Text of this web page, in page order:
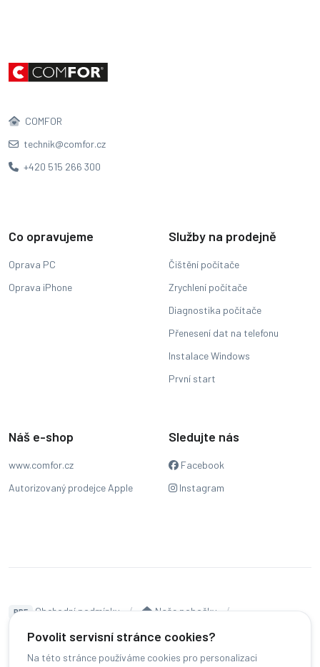
Povolit servisní stránce cookies?
Na této stránce používáme cookies pro personalizaci
COMFOR
technik@comfor.cz
+420 515 266 300
Co opravujeme
Oprava PC
Oprava iPhone
Služby na prodejně
Čištění počítače
Zrychlení počítače
Diagnostika počítače
Přenesení dat na telefonu
Instalace Windows
První start
Náš e-shop
www.comfor.cz
Autorizovaný prodejce Apple
Sledujte nás
Facebook
Instagram
PDF Obchodní podmínky
Naše pobočky
Čeština